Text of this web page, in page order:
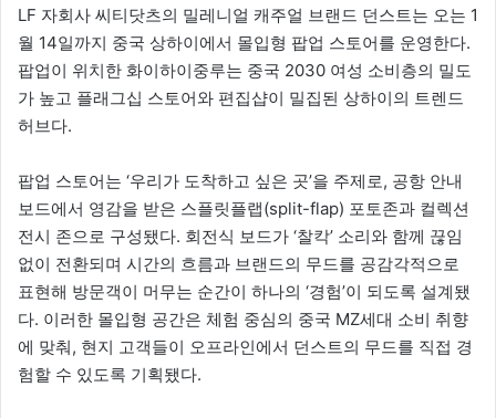
LF 자회사 씨티닷츠의 밀레니얼 캐주얼 브랜드 던스트는 오는 1
월 14일까지 중국 상하이에서 몰입형 팝업 스토어를 운영한다.
팝업이 위치한 화이하이중루는 중국 2030 여성 소비층의 밀도
가 높고 플래그십 스토어와 편집샵이 밀집된 상하이의 트렌드
허브다.
팝업 스토어는 ‘우리가 도착하고 싶은 곳’을 주제로, 공항 안내
보드에서 영감을 받은 스플릿플랩(split-flap) 포토존과 컬렉션
전시 존으로 구성됐다. 회전식 보드가 ‘찰칵’ 소리와 함께 끊임
없이 전환되며 시간의 흐름과 브랜드의 무드를 공감각적으로
표현해 방문객이 머무는 순간이 하나의 ‘경험’이 되도록 설계됐
다. 이러한 몰입형 공간은 체험 중심의 중국 MZ세대 소비 취향
에 맞춰, 현지 고객들이 오프라인에서 던스트의 무드를 직접 경
험할 수 있도록 기획됐다.